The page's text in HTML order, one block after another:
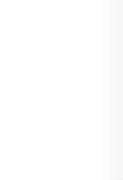
do
contato com